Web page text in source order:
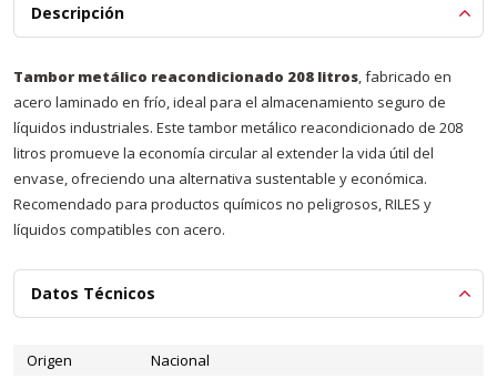
Descripción
Tambor metálico reacondicionado 208 litros, fabricado en
acero laminado en frío, ideal para el almacenamiento seguro de
líquidos industriales. Este tambor metálico reacondicionado de 208
litros promueve la economía circular al extender la vida útil del
envase, ofreciendo una alternativa sustentable y económica.
Recomendado para productos químicos no peligrosos, RILES y
líquidos compatibles con acero.
Datos Técnicos
Origen
Nacional